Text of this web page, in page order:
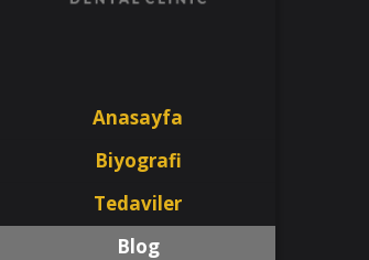
Anasayfa
Biyografi
Tedaviler
Blog